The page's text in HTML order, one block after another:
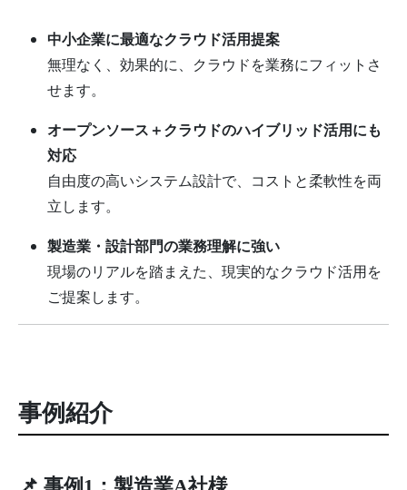
中小企業に最適なクラウド活用提案
無理なく、効果的に、クラウドを業務にフィットさ
せます。
オープンソース＋クラウドのハイブリッド活用にも
対応
自由度の高いシステム設計で、コストと柔軟性を両
立します。
製造業・設計部門の業務理解に強い
現場のリアルを踏まえた、現実的なクラウド活用を
ご提案します。
事例紹介